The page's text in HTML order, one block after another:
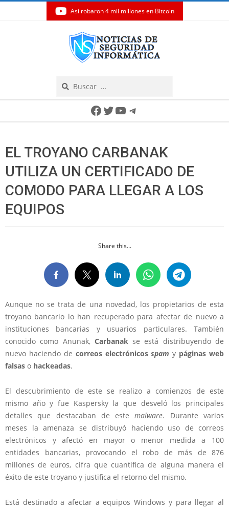
Así robaron 4 mil millones en Bitcoin
Facebook
Twitter
YouTube
Telegram
EL TROYANO CARBANAK
UTILIZA UN CERTIFICADO DE
COMODO PARA LLEGAR A LOS
EQUIPOS
Share this...
Aunque no se trata de una novedad, los propietarios de esta
troyano bancario lo han recuperado para afectar de nuevo a
instituciones bancarias y usuarios particulares. También
conocido como Anunak, Carbanakse está distribuyendo de
nuevo haciendo de correos electrónicosspam y páginas web
falsas o hackeadas.
El descubrimiento de este se realizo a comienzos de este
mismo año y fue Kaspersky la que desveló los principales
detalles que destacaban de estemalware. Durante varios
meses la amenaza se distribuyó haciendo uso de correos
electrónicos y afectó en mayor o menor medida a 100
entidades bancarias, provocando el robo de más de 876
millones de euros, cifra que cuantifica de alguna manera el
éxito de este troyano y justifica el retorno del mismo.
Está destinado a afectar a equipos Windows y para llegar al